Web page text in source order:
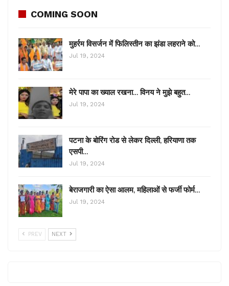
COMING SOON
मुहर्रम विसर्जन में फिलिस्तीन का झंडा लहराने को…
Jul 19, 2024
मेरे पापा का ख्याल रखना… विनय ने मुझे बहुत…
Jul 19, 2024
पटना के बोरिंग रोड से लेकर दिल्ली, हरियाणा तक
एसपी…
Jul 19, 2024
बेराजगारी का ऐसा आलम, महिलाओं से फर्जी फोर्म…
Jul 19, 2024
PREV NEXT